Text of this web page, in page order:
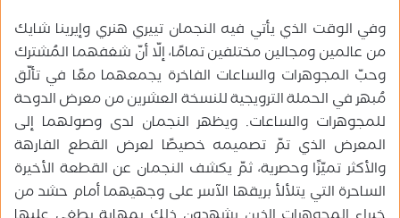
وفي الوقت الذي يأتي فيه النجمان تييري هنري وإيرينا شايك
من عالمين ومجالين مختلفين تمامًا، إلّا أنّ شغفهما المُشترك
وحبّ المجوهرات والساعات الفاخرة يجمعهما معًا في تألّق
مُبهر في الحملة الترويجية للنسخة العشرين من معرض الدوحة
للمجوهرات والساعات. ويظهر النجمان لدى وصولهما إلى
المعرض الذي تمّ تصميمه خصيصًا لعرض القطع الفارهة
والأكثر تميّزًا وحصرية، ثمّ يكشف النجمان عن القطعة الأخيرة
الساحرة التي يتلألأ بريقها الآسر على وجهيهما أمام حشد من